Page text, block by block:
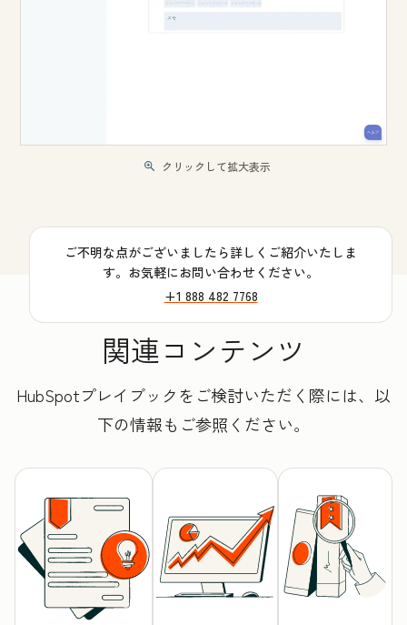
クリックして拡大表示
ご不明な点がございましたら詳しくご紹介いたしま
す。お気軽にお問い合わせください。
+1 888 482 7768
関連コンテンツ
HubSpotプレイブックをご検討いただく際には、以
下の情報もご参照ください。